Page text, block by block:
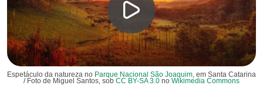
Espetáculo da natureza no Parque Nacional São Joaquim , em Santa Catarina
/ Foto de Miguel Santos, sob CC BY-SA 3.0 no Wikimedia Commons